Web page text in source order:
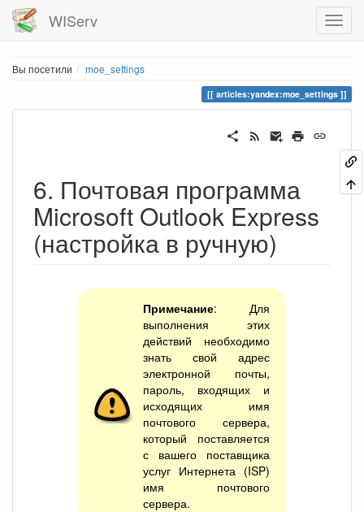
WIServ
Вы посетили moe_settings
articles:yandex:moe_settings
6. Почтовая программа
Microsoft Outlook Express
(настройка в ручную)
Примечание: Для
выполнения этих
действий необходимо
знать свой адрес
электронной почты,
пароль, входящих и
исходящих имя
почтового сервера,
который поставляется
с вашего поставщика
услуг Интернета (ISP)
имя почтового
сервера.